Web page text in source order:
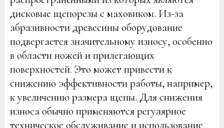
дисковые щепорезы с маховиком. Из-за
абразивности древесины оборудование
подвергается значительному износу, особенно
в области ножей и прилегающих
поверхностей. Это может привести к
снижению эффективности работы, например,
к увеличению размера щепы. Для снижения
износа обычно применяются регулярное
техническое обслуживание и использование